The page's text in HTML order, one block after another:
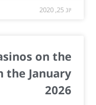
יונ 25, 2020
on the
January
2026